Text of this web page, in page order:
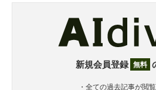
新規会員登録 無料
・全ての過去記事が閲